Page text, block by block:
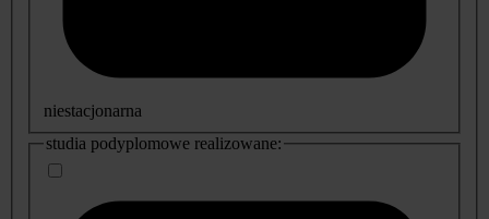
niestacjonarna
studia podyplomowe realizowane: